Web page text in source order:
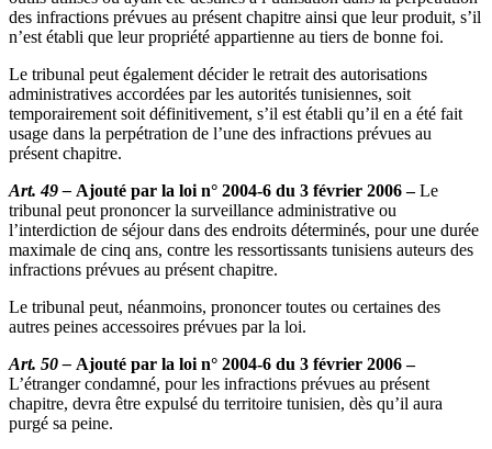
des infractions prévues au présent chapitre ainsi que leur produit, s’il
n’est établi que leur propriété appartienne au tiers de bonne foi.
Le tribunal peut également décider le retrait des autorisations
administratives accordées par les autorités tunisiennes, soit
temporairement soit définitivement, s’il est établi qu’il en a été fait
usage dans la perpétration de l’une des infractions prévues au
présent chapitre.
Art. 49 – Ajouté par la loi n° 2004-6 du 3 février 2006 –Le
tribunal peut prononcer la surveillance administrative ou
l’interdiction de séjour dans des endroits déterminés, pour une durée
maximale de cinq ans, contre les ressortissants tunisiens auteurs des
infractions prévues au présent chapitre.
Le tribunal peut, néanmoins, prononcer toutes ou certaines des
autres peines accessoires prévues par la loi.
Art. 50 – Ajouté par la loi n° 2004-6 du 3 février 2006 –
L’étranger condamné, pour les infractions prévues au présent
chapitre, devra être expulsé du territoire tunisien, dès qu’il aura
purgé sa peine.